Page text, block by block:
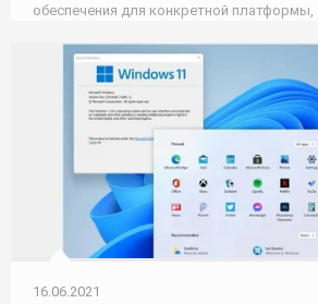
обеспечения для конкретной платформы,
16.06.2021